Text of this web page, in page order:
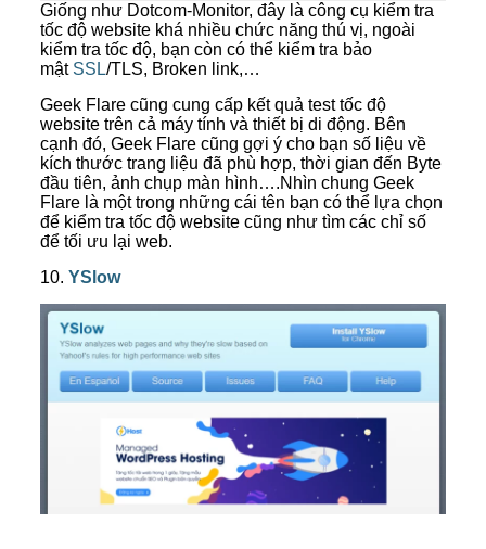
Giống như Dotcom-Monitor, đây là công cụ kiểm tra
tốc độ website khá nhiều chức năng thú vị, ngoài
kiểm tra tốc độ, bạn còn có thể kiểm tra bảo
mật SSL/TLS, Broken link,…
Geek Flare cũng cung cấp kết quả test tốc độ
website trên cả máy tính và thiết bị di động. Bên
cạnh đó, Geek Flare cũng gợi ý cho bạn số liệu về
kích thước trang liệu đã phù hợp, thời gian đến Byte
đầu tiên, ảnh chụp màn hình….Nhìn chung Geek
Flare là một trong những cái tên bạn có thể lựa chọn
để kiểm tra tốc độ website cũng như tìm các chỉ số
để tối ưu lại web.
10. YSl ow